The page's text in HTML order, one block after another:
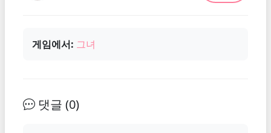
게임에서: 그녀
댓글 (0)